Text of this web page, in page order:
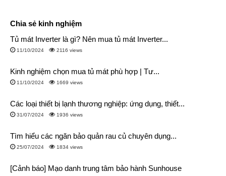
Chia sẻ kinh nghiệm
Tủ mát Inverter là gì? Nên mua tủ mát Inverter...
11/10/2024 2116 views
Kinh nghiệm chọn mua tủ mát phù hợp | Tư...
11/10/2024 1669 views
Các loại thiết bị lạnh thương nghiệp: ứng dụng, thiết...
31/07/2024 1936 views
Tìm hiểu các ngăn bảo quản rau củ chuyên dụng...
25/07/2024 1834 views
[Cảnh báo] Mạo danh trung tâm bảo hành Sunhouse